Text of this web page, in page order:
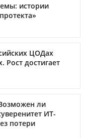
истории
ЦОДах
Рост достигает
ли
ИТ-
потери